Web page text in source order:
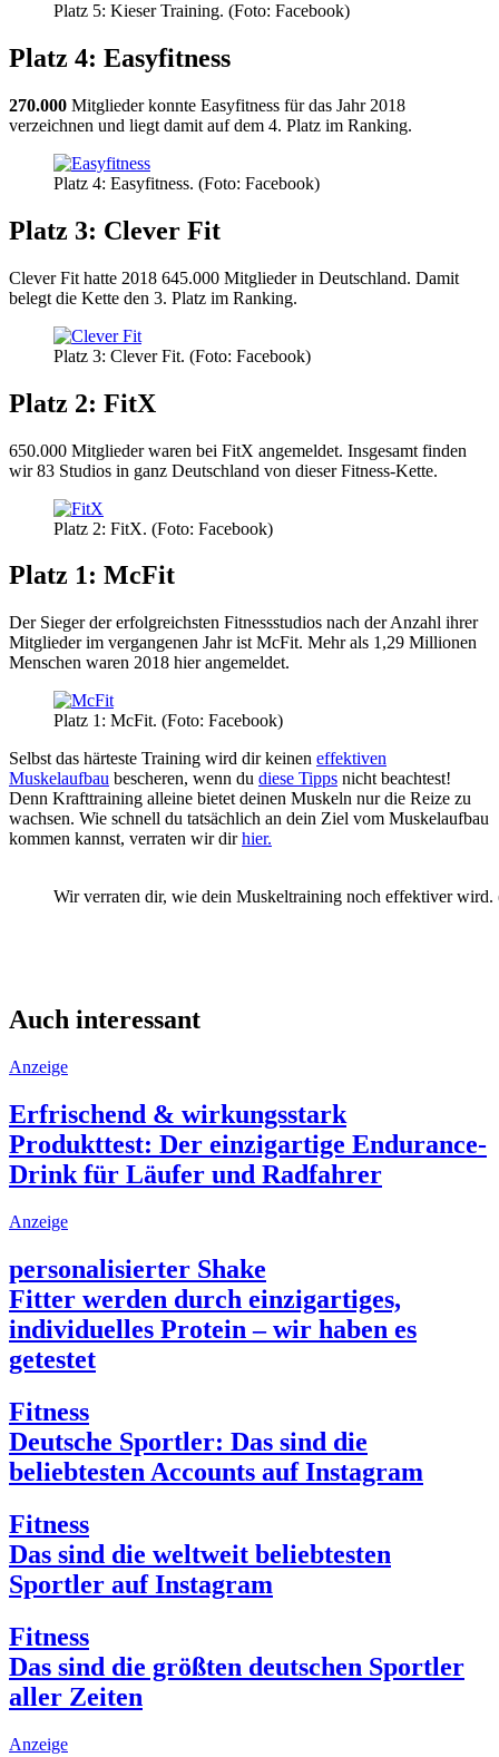
Platz 5: Kieser Training. (Foto: Facebook)
Platz 4: Easyfitness
270.000 Mitglieder konnte Easyfitness für das Jahr 2018
verzeichnen und liegt damit auf dem 4. Platz im Ranking.
Platz 4: Easyfitness. (Foto: Facebook)
Platz 3: Clever Fit
Clever Fit hatte 2018 645.000 Mitglieder in Deutschland. Damit
belegt die Kette den 3. Platz im Ranking.
Platz 3: Clever Fit. (Foto: Facebook)
Platz 2: FitX
650.000 Mitglieder waren bei FitX angemeldet. Insgesamt finden
wir 83 Studios in ganz Deutschland von dieser Fitness-Kette.
Platz 2: FitX. (Foto: Facebook)
Platz 1: McFit
Der Sieger der erfolgreichsten Fitnessstudios nach der Anzahl ihrer
Mitglieder im vergangenen Jahr ist McFit. Mehr als 1,29 Millionen
Menschen waren 2018 hier angemeldet.
Platz 1: McFit. (Foto: Facebook)
Selbst das härteste Training wird dir keinen effektiven
Muskelaufbau bescheren, wenn du diese Tipps nicht beachtest!
Denn Krafttraining alleine bietet deinen Muskeln nur die Reize zu
wachsen. Wie schnell du tatsächlich an dein Ziel vom Muskelaufbau
kommen kannst, verraten wir dirhier.
Wir verraten dir, wie dein Muskeltraining noch effektiver wird.
Auch interessant
Anzeige
Erfrischend & wirkungsstark
Produkttest: Der einzigartige Endurance-
Drink für Läufer und Radfahrer
Anzeige
personalisierter Shake
Fitter werden durch einzigartiges,
individuelles Protein – wir haben es
getestet
Fitness
Deutsche Sportler: Das sind die
beliebtesten Accounts auf Instagram
Fitness
Das sind die weltweit beliebtesten
Sportler auf Instagram
Fitness
Das sind die größten deutschen Sportler
aller Zeiten
Anzeige